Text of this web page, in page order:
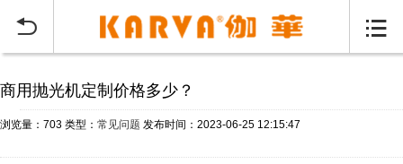
 
商用抛光机定制价格多少？
浏览量：703 类型： 常见问题 发布时间：2023-06-25 12:15:47